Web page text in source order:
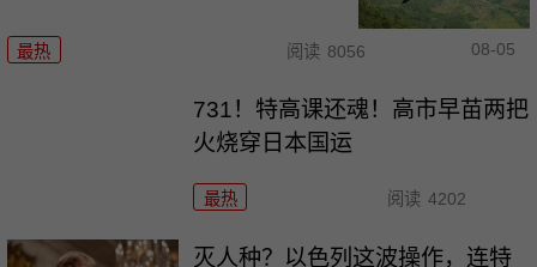
最热 阅读 8056 08-05
731！特高课还魂！高市早苗两把
火烧穿日本国运
最热 阅读 4202
灭人种？以色列这波操作，连特